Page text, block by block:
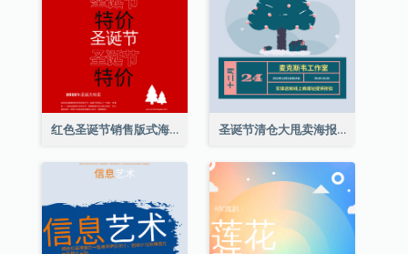
红色圣诞节销售版式海报 圣诞节清仓大甩卖海报